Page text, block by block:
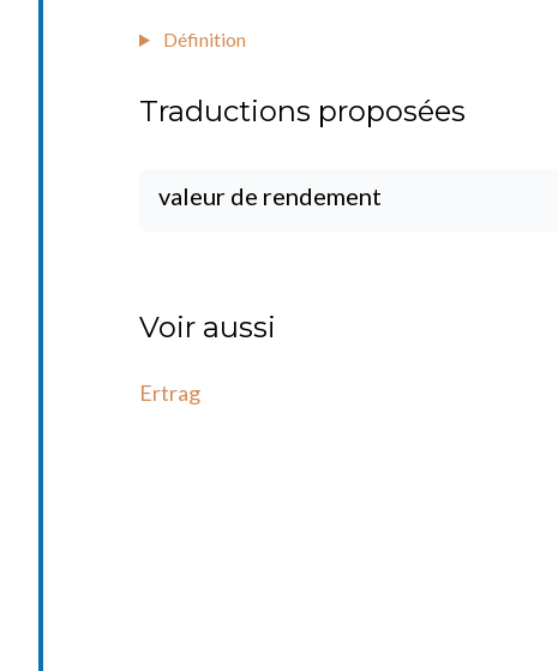
Définition
Traductions proposées
valeur de rendement
Voir aussi
Ertrag